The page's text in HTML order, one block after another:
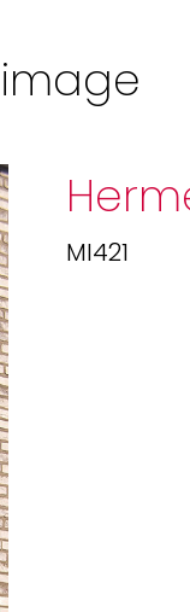
MI421